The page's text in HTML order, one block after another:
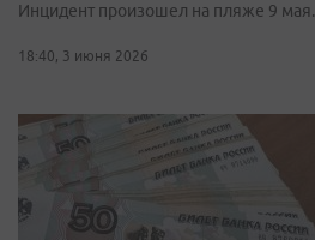
Инцидент произошел на пляже 9 мая.
18:40, 3 июня 2026